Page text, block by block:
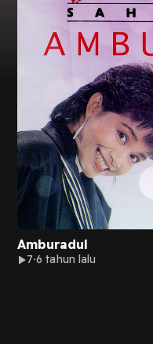
Amburadul
7 6 tahun lalu